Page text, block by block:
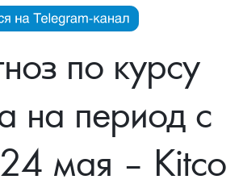
1950г
по курсу
на период с
мая – Kitco